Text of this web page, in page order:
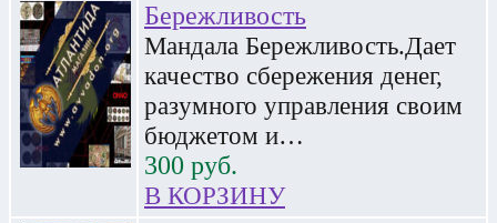
Бережливость
Мандала Бережливость.Дает
качество сбережения денег,
разумного управления своим
бюджетом и…
300 руб.
В КОРЗИНУ